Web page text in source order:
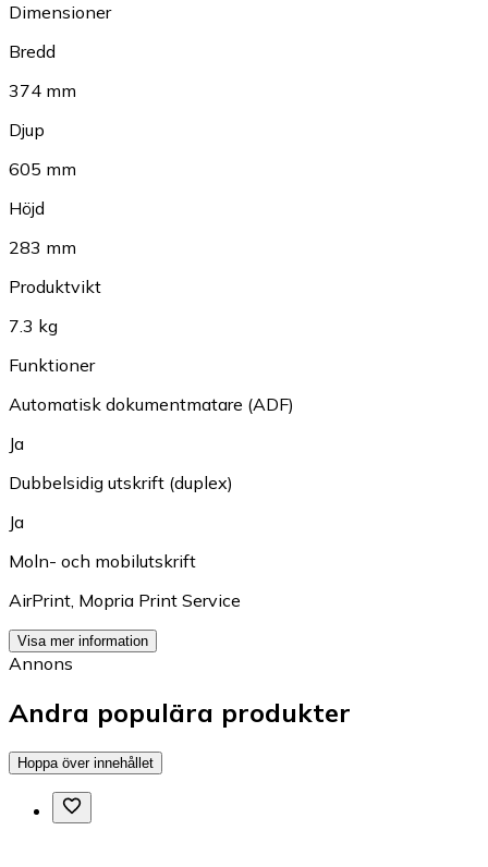
Dimensioner
Bredd
374 mm
Djup
605 mm
Höjd
283 mm
Produktvikt
7.3 kg
Funktioner
Automatisk dokumentmatare (ADF)
Ja
Dubbelsidig utskrift (duplex)
Ja
Moln- och mobilutskrift
AirPrint, Mopria Print Service
Visa mer information
Annons
Andra populära produkter
Hoppa över innehållet